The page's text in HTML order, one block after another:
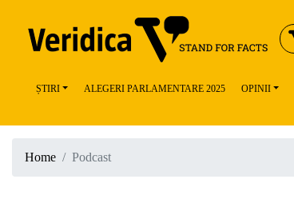
ȘTIRI ALEGERI PARLAMENTARE 2025 OPINII
Home Podcast